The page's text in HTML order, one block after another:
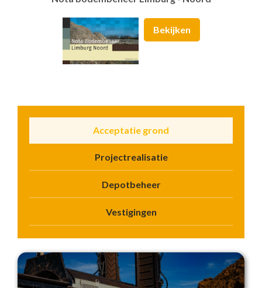
Bekijken
Acceptatie grond
Projectrealisatie
Depotbeheer
Vestigingen